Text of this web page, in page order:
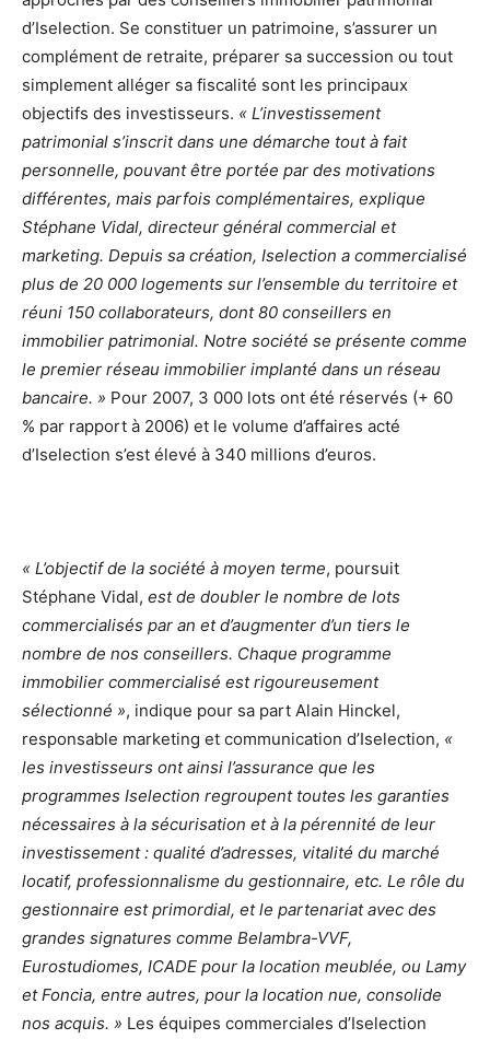
d’Iselection. Se constituer un patrimoine, s’assurer un
complément de retraite, préparer sa succession ou tout
simplement alléger sa fiscalité sont les principaux
objectifs des investisseurs. « L’investissement
patrimonial s’inscrit dans une démarche tout à fait
personnelle, pouvant être portée par des motivations
différentes, mais parfois complémentaires, explique
Stéphane Vidal, directeur général commercial et
marketing. Depuis sa création, Iselection a commercialisé
plus de 20 000 logements sur l’ensemble du territoire et
réuni 150 collaborateurs, dont 80 conseillers en
immobilier patrimonial. Notre société se présente comme
le premier réseau immobilier implanté dans un réseau
bancaire. » Pour 2007, 3 000 lots ont été réservés (+ 60
% par rapport à 2006) et le volume d’affaires acté
d’Iselection s’est élevé à 340 millions d’euros.
« L’objectif de la société à moyen terme, poursuit
Stéphane Vidal, est de doubler le nombre de lots
commercialisés par an et d’augmenter d’un tiers le
nombre de nos conseillers. Chaque programme
immobilier commercialisé est rigoureusement
sélectionné », indique pour sa part Alain Hinckel,
responsable marketing et communication d’Iselection, «
les investisseurs ont ainsi l’assurance que les
programmes Iselection regroupent toutes les garanties
nécessaires à la sécurisation et à la pérennité de leur
investissement : qualité d’adresses, vitalité du marché
locatif, professionnalisme du gestionnaire, etc. Le rôle du
gestionnaire est primordial, et le partenariat avec des
grandes signatures comme Belambra-VVF,
Eurostudiomes, ICADE pour la location meublée, ou Lamy
et Foncia, entre autres, pour la location nue, consolide
nos acquis. » Les équipes commerciales d’Iselection